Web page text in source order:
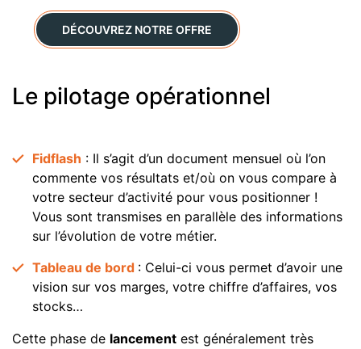
DÉCOUVREZ NOTRE OFFRE
Le pilotage opérationnel
Fidflash : Il s’agit d’un document mensuel où l’on
commente vos résultats et/où on vous compare à
votre secteur d’activité pour vous positionner !
Vous sont transmises en parallèle des informations
sur l’évolution de votre métier.
Tableau de bord : Celui-ci vous permet d’avoir une
vision sur vos marges, votre chiffre d’affaires, vos
stocks…
Cette phase de lancement est généralement très